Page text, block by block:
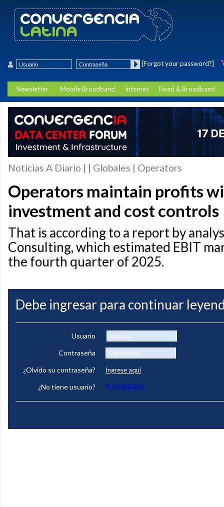
[Forgot your password?]
Newsletter Mobile Broadband Internet Fixed & Broadband
Noticias A Diario | | Globales | Operators
Operators maintain profits
investment and cost controls
That is according to a report by
Consulting, which estimated EBIT
the fourth quarter of 2025.
Debe ingresar para continuar
Usuario
Contraseña
¿Olvido su contraseña?
Ingrese aquí
¿No tiene usuario? SUSCRIBIRSE